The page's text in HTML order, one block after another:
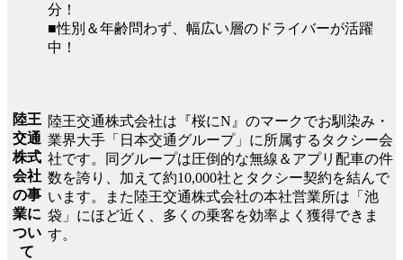
分！
■性別＆年齢問わず、幅広い層のドライバーが活躍
中！
陸王
交通
株式
会社
の事
業に
つい
て
陸王交通株式会社は『桜にN』のマークでお馴染み・
業界大手「日本交通グループ」に所属するタクシー会
社です。同グループは圧倒的な無線＆アプリ配車の件
数を誇り、加えて約10,000社とタクシー契約を結んで
います。また陸王交通株式会社の本社営業所は「池
袋」にほど近く、多くの乗客を効率よく獲得できま
す。